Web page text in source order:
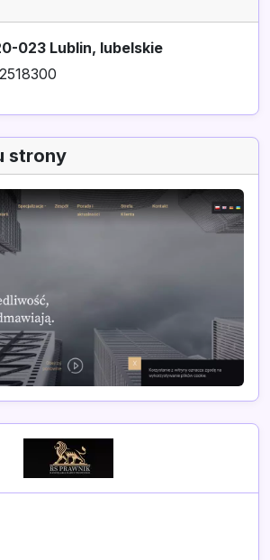
023 Lublin, lubelskie
strony